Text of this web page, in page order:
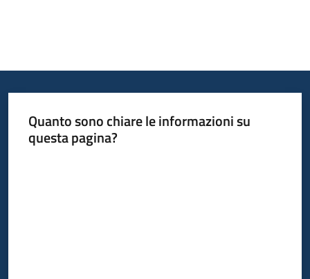
Quanto sono chiare le informazioni su
questa pagina?